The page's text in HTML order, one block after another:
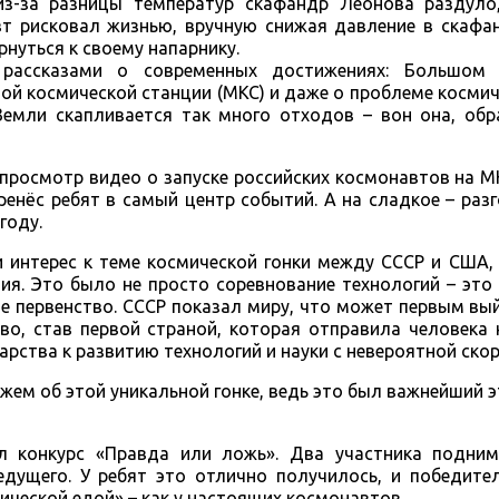
рисковал жизнью, вручную снижая давление в
к своему напарнику.
о современных достижениях: Большом
космической станции (МКС) и даже о проблеме
скапливается так много отходов – вон она,
видео о запуске российских космонавтов на
ребят в самый центр событий. А на сладкое –
к теме космической гонки между СССР и США,
Это было не просто соревнование технологий –
первенство. СССР показал миру, что может первым
став первой страной, которая отправила
к развитию технологий и науки с невероятной
об этой уникальной гонке, ведь это был важнейший
конкурс «Правда или ложь». Два участника
У ребят это отлично получилось, и